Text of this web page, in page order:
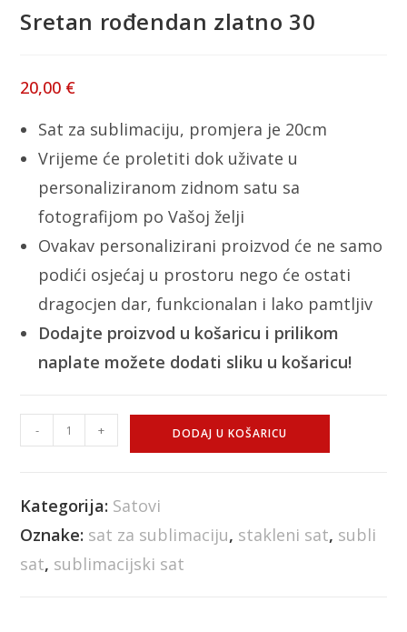
Sretan rođendan zlatno 30
20,00 €
Sat za sublimaciju, promjera je 20cm
Vrijeme će proletiti dok uživate u
personaliziranom zidnom satu sa
fotografijom po Vašoj želji
Ovakav personalizirani proizvod će ne samo
podići osjećaj u prostoru nego će ostati
dragocjen dar, funkcionalan i lako pamtljiv
Dodajte proizvod u košaricu i prilikom
naplate možete dodati sliku u košaricu!
- + DODAJ U KOŠARICU
Kategorija: Satovi
Oznake: sat za sublimaciju, stakleni sat, subli
sat, sublimacijski sat